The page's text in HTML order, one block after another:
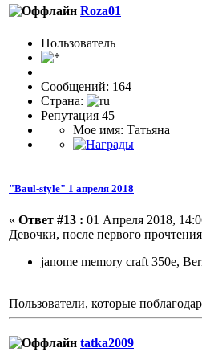
Roza01
Пользовaтeль
Сообщений: 164
Страна:
Репутация 45
Мое имя: Татьяна
"Baul-style" 1 апреля 2018
« Ответ #13 : 01 Апреля 2018,
Девочки, после первого
janome memory craft 350e,
Пользователи, которые
tatka2009